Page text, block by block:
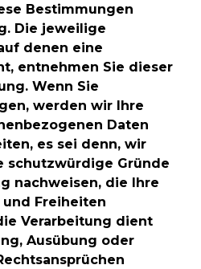
Bestimmungen
Die jeweilige
denen eine
entnehmen Sie dieser
Wenn Sie
werden wir Ihre
Daten
es sei denn, wir
schutzwürdige Gründe
nachweisen, die Ihre
und Freiheiten
Verarbeitung dient
Ausübung oder